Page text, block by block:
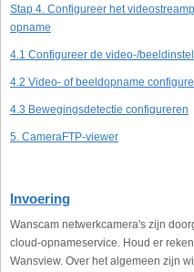
Stap 4. Configureer het
opname
4.1 Configureer de video-/
4.2 Video- of beeldopname
4.3 Bewegingsdetectie configureren
5. CameraFTP-viewer
Invoering
Wanscam netwerkcamera's zijn
cloud-opnameservice. Houd er
Wansview. Over het algemeen zijn